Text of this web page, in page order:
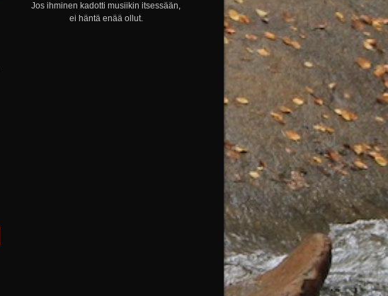
Jos ihminen kadotti musiikin itsessään,
ei häntä enää ollut.